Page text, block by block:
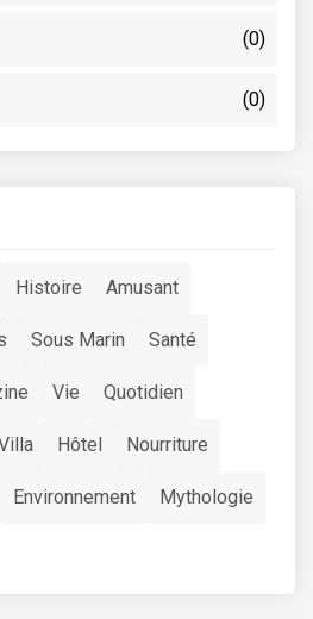
(0)
(0)
Histoire Amusant
Sous Marin Santé
Vie Quotidien
Hôtel Nourriture
Environnement Mythologie